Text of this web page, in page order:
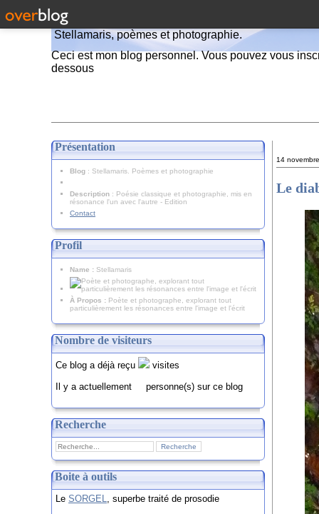
Stellamaris, poèmes et photographie.
Ceci est mon blog personnel. Vous pouvez vous
dessous
Présentation
Blog : Stellamaris. Poèmes et photographie
Description : Poésie classique et photographie, mis en
résonance l'un avec l'autre - Edition
Contact
Profil
Name : Stellamaris
À Propos : Poète et photographe, explorant tout
particulièrement les résonances entre l'image et l'écrit
Nombre de visiteurs
Ce blog a déjà reçu
visites
Il y a actuellement
personne(s) sur ce blog
Recherche
Boite à outils
Le SORGEL, superbe traité de prosodie
14
Le